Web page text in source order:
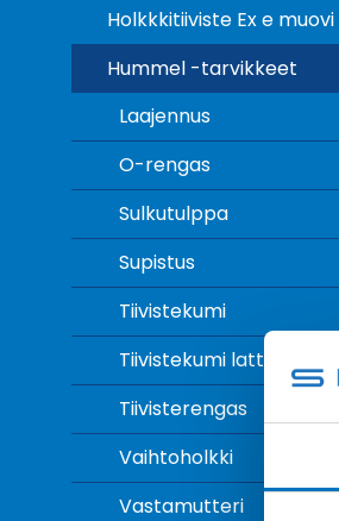
Holkkkitiiviste Ex e muovi
Hummel -tarvikkeet
Laajennus
O-rengas
Sulkutulppa
Supistus
Tiivistekumi
Tiivistekumi lattakaapeli
Tiivisterengas
Vaihtoholkki
Vastamutteri